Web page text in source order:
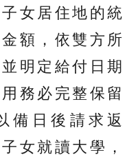
女居住地的統
額，依雙方所
明定給付日期
務必完整保留
備日後請求返
女就讀大學，